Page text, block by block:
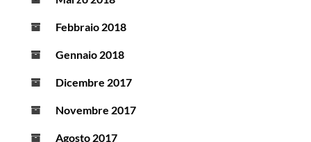
Febbraio 2018
Gennaio 2018
Dicembre 2017
Novembre 2017
Agosto 2017